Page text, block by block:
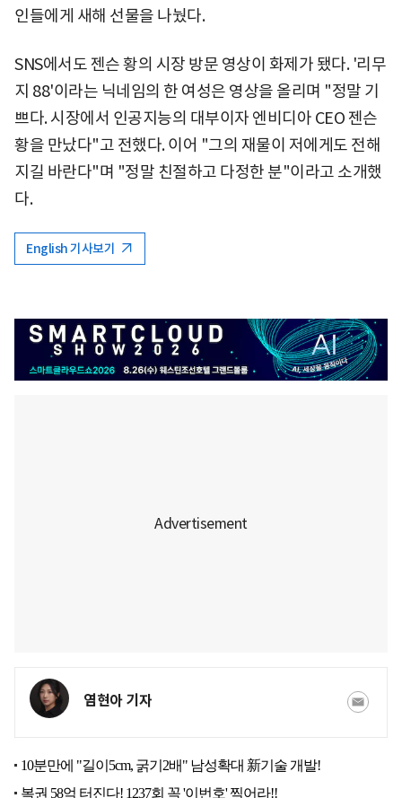
인들에게 새해 선물을 나눴다.
SNS에서도 젠슨 황의 시장 방문 영상이 화제가 됐다. '리무
지 88'이라는 닉네임의 한 여성은 영상을 올리며 "정말 기
쁘다. 시장에서 인공지능의 대부이자 엔비디아 CEO 젠슨
황을 만났다"고 전했다. 이어 "그의 재물이 저에게도 전해
지길 바란다"며 "정말 친절하고 다정한 분"이라고 소개했
다.
English 기사보기
염현아 기자